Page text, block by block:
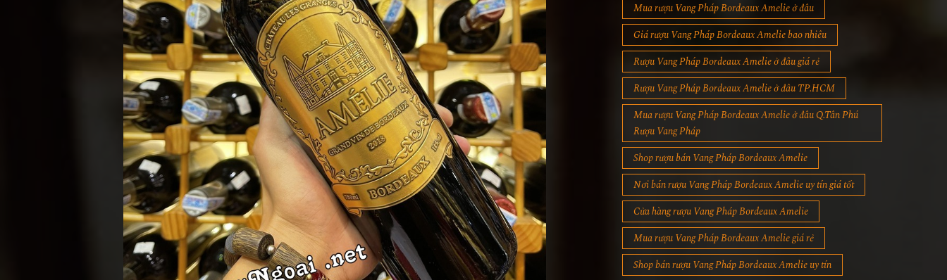
Mua rượu Vang Pháp Bordeaux Amelie ở đâu
Giá rượu Vang Pháp Bordeaux Amelie bao nhiêu
Rượu Vang Pháp Bordeaux Amelie ở đâu giá rẻ
Rượu Vang Pháp Bordeaux Amelie ở đâu TP.HCM
Mua rượu Vang Pháp Bordeaux Amelie ở đâu Q.Tân Phú
Rượu Vang Pháp
Shop rượu bán Vang Pháp Bordeaux Amelie
Nơi bán rượu Vang Pháp Bordeaux Amelie uy tín giá tốt
Cửa hàng rượu Vang Pháp Bordeaux Amelie
Mua rượu Vang Pháp Bordeaux Amelie giá rẻ
Shop bán rượu Vang Pháp Bordeaux Amelie uy tín